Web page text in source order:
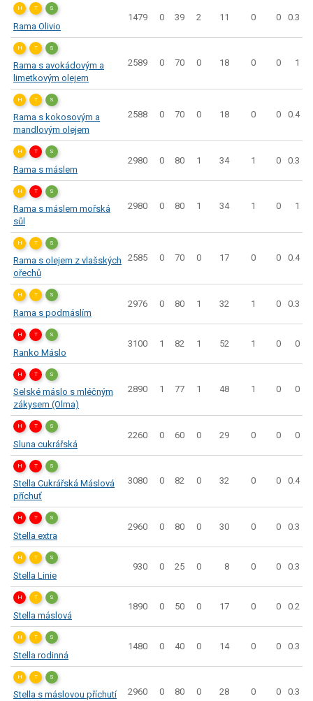
H T S
Rama Olivio
1479 0 39 2 11 0 0 0.3
H T S
Rama s avokádovým a
limetkovým olejem
2589 0 70 0 18 0 0 1
H T S
Rama s kokosovým a
mandlovým olejem
2588 0 70 0 18 0 0 0.4
H T S
Rama s máslem
2980 0 80 1 34 1 0 0.3
H T S
Rama s máslem mořská
sůl
2980 0 80 1 34 1 0 1
H T S
Rama s olejem z vlašských
ořechů
2585 0 70 0 17 0 0 0.4
H T S
Rama s podmáslím
2976 0 80 1 32 1 0 0.3
H T S
Ranko Máslo
3100 1 82 1 52 1 0 0
H T S
Selské máslo s mléčným
zákysem (Olma)
2890 1 77 1 48 1 0 0
H T S
Sluna cukrářská
2260 0 60 0 29 0 0 0
H T S
Stella Cukrářská Máslová
příchuť
3080 0 82 0 32 0 0 0.4
H T S
Stella extra
2960 0 80 0 30 0 0 0.3
H T S
Stella Linie
930 0 25 0 8 0 0 0.3
H T S
Stella máslová
1890 0 50 0 17 0 0 0.2
H T S
Stella rodinná
1480 0 40 0 14 0 0 0.3
H T S
Stella s máslovou příchutí
2960 0 80 0 28 0 0 0.3